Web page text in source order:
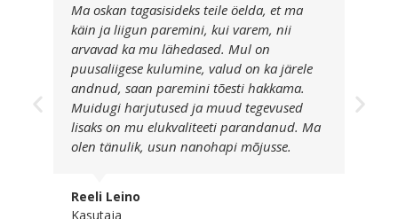
Ma oskan tagasisideks teile öelda, et ma
käin ja liigun paremini, kui varem, nii
arvavad ka mu lähedased. Mul on
puusaliigese kulumine, valud on ka järele
andnud, saan paremini tõesti hakkama.
Muidugi harjutused ja muud tegevused
lisaks on mu elukvaliteeti parandanud. Ma
olen tänulik, usun nanohapi mõjusse.
Reeli Leino
Kasutaja